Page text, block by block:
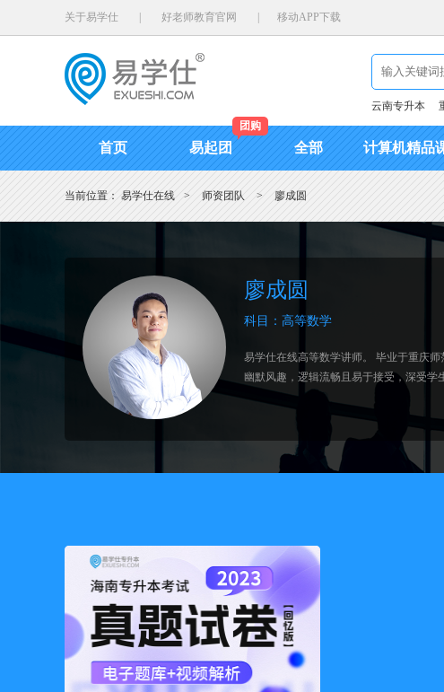
关于易学仕 好老师教育官网 移动APP下载
云南专升本
首页 易起团
团购
全部 计算机精品
当前位置： 易学仕在线 > 师资团队 > 廖成圆
廖成圆
科目：高等数学
易学仕在线高等数学讲师。 毕业于重庆
幽默风趣，逻辑流畅且易于接受，深受学